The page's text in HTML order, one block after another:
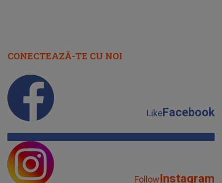
CONECTEAZĂ-TE CU NOI
LikeFacebook
FollowInstagram